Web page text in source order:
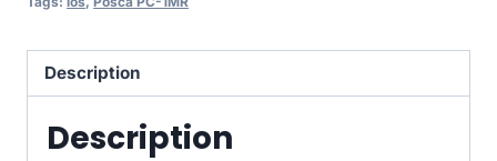
Description
Description